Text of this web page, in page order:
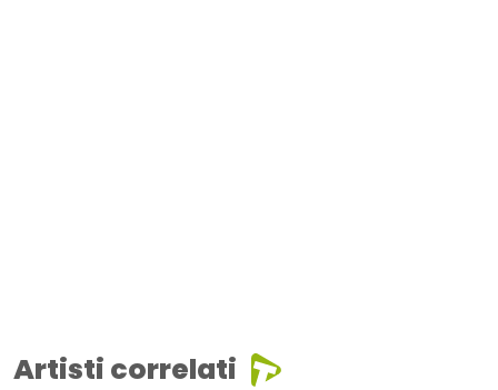
Artisti correlati